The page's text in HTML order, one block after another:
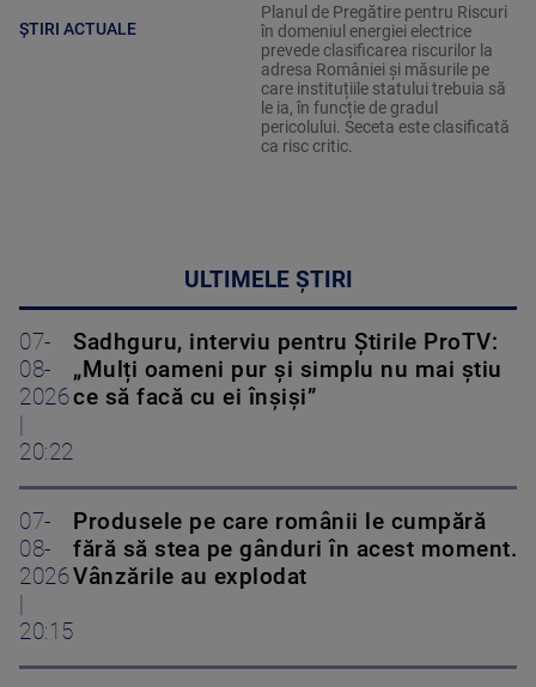
ȘTIRI ACTUALE
Planul de Pregătire pentru Riscuri
în domeniul energiei electrice
prevede clasificarea riscurilor la
adresa României și măsurile pe
care instituțiile statului trebuia să
le ia, în funcție de gradul
pericolului. Seceta este clasificată
ca risc critic.
ULTIMELE ȘTIRI
07-
08-
2026
20:22
Sadhguru, interviu pentru Știrile ProTV:
„Mulți oameni pur și simplu nu mai știu
ce să facă cu ei înșiși”
07-
08-
2026
20:15
Produsele pe care românii le cumpără
fără să stea pe gânduri în acest moment.
Vânzările au explodat